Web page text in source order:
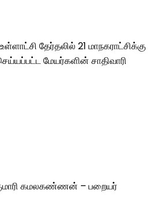
தேர்தலில் 21 மாநகராட்சிக்கு
மேயர்களின் சாதிவாரி
கமலகண்ணன் – பறையர்